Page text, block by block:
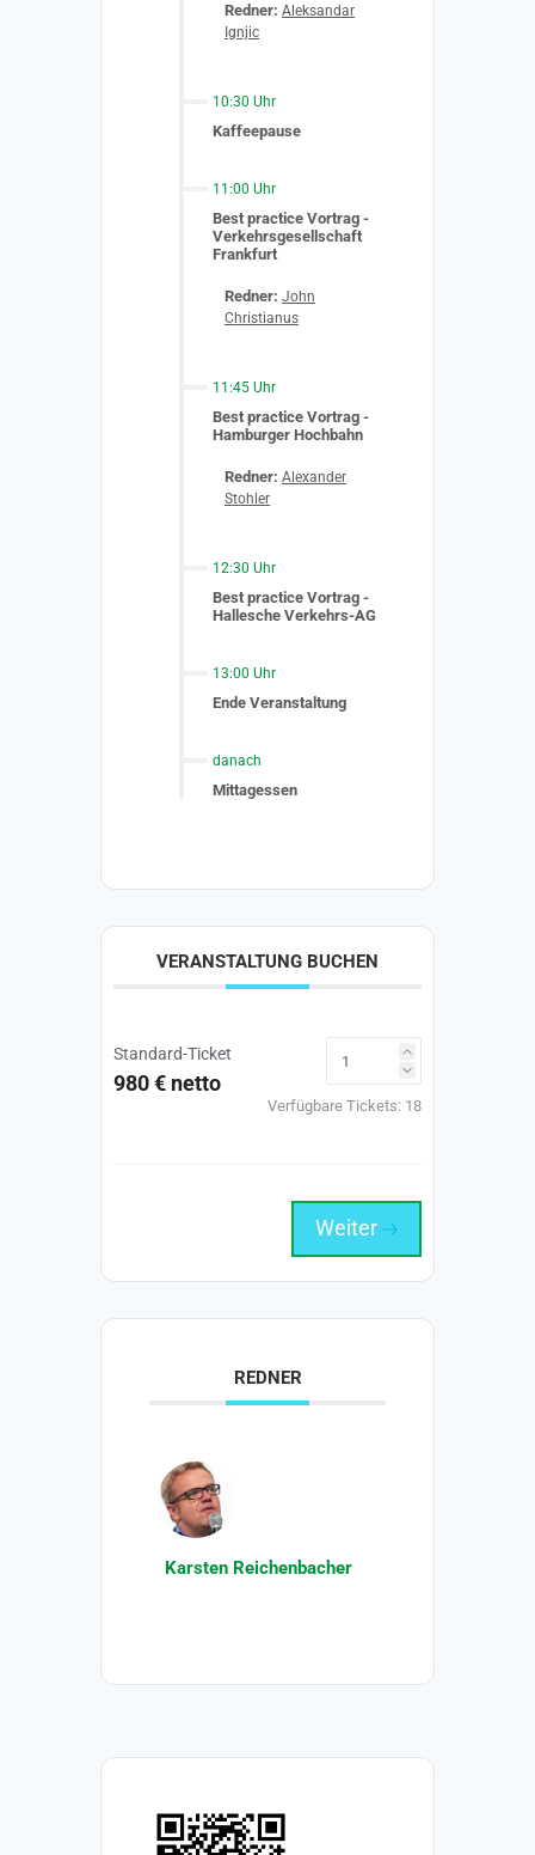
Redner: Aleksandar
Ignjic
10:30 Uhr
Kaffeepause
11:00 Uhr
Best practice Vortrag -
Verkehrsgesellschaft
Frankfurt
Redner: John
Christianus
11:45 Uhr
Best practice Vortrag -
Hamburger Hochbahn
Redner: Alexander
Stohler
12:30 Uhr
Best practice Vortrag -
Hallesche Verkehrs-AG
13:00 Uhr
Ende Veranstaltung
danach
Mittagessen
VERANSTALTUNG BUCHEN
Standard-Ticket
980 € netto
Verfügbare Tickets: 18
Weiter
REDNER
Karsten Reichenbacher